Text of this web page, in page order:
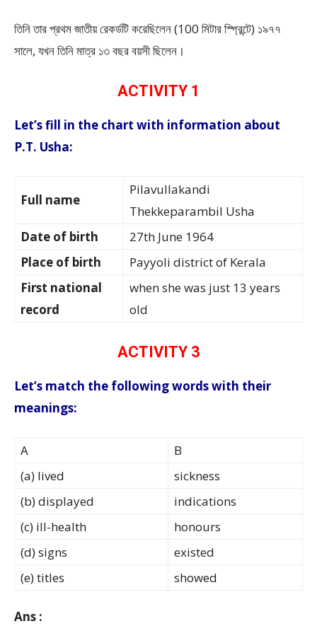
তিনি তার প্রথম জাতীয় রেকর্ডটি করেছিলেন (100 মিটার স্প্রিন্টে) ১৯৭৭
সালে, যখন তিনি মাত্র ১৩ বছর বয়সী ছিলেন।
ACTIVITY 1
Let’s fill in the chart with information about
P.T. Usha:
Full name
Pilavullakandi
Thekkeparambil Usha
Date of birth
27th June 1964
Place of birth
Payyoli district of Kerala
First national
record
when she was just 13 years
old
ACTIVITY 3
Let’s match the following words with their
meanings:
A
B
(a) lived
sickness
(b) displayed
indications
(c) ill-health
honours
(d) signs
existed
(e) titles
showed
Ans :